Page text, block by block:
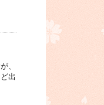
、
出